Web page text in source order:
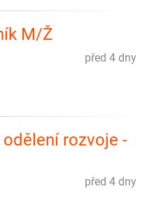
M/Ž
před 4 dny
rozvoje -
před 4 dny